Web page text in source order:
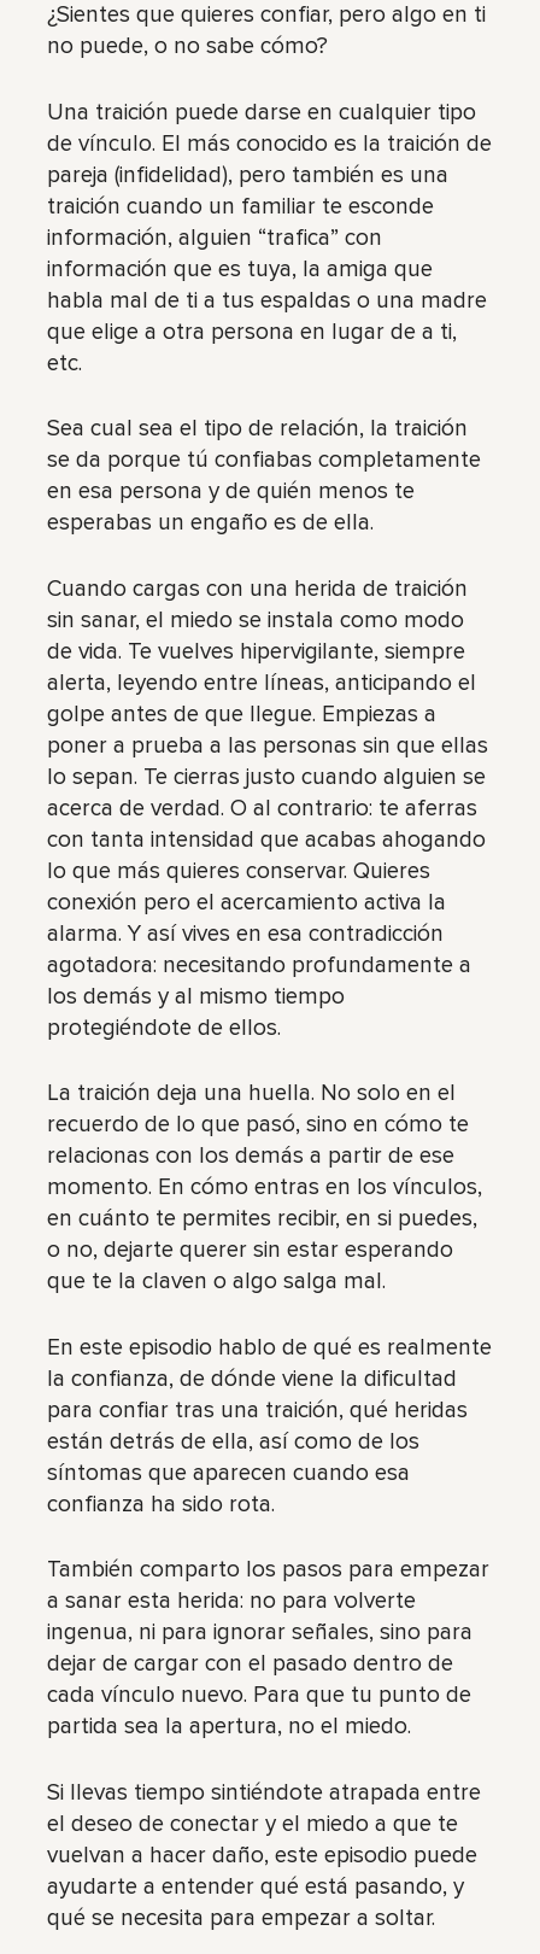
¿Sientes que quieres confiar, pero algo en ti
no puede, o no sabe cómo?
Una traición puede darse en cualquier tipo
de vínculo. El más conocido es la traición de
pareja (infidelidad), pero también es una
traición cuando un familiar te esconde
información, alguien “trafica” con
información que es tuya, la amiga que
habla mal de ti a tus espaldas o una madre
que elige a otra persona en lugar de a ti,
etc.
Sea cual sea el tipo de relación, la traición
se da porque tú confiabas completamente
en esa persona y de quién menos te
esperabas un engaño es de ella.
Cuando cargas con una herida de traición
sin sanar, el miedo se instala como modo
de vida. Te vuelves hipervigilante, siempre
alerta, leyendo entre líneas, anticipando el
golpe antes de que llegue. Empiezas a
poner a prueba a las personas sin que ellas
lo sepan. Te cierras justo cuando alguien se
acerca de verdad. O al contrario: te aferras
con tanta intensidad que acabas ahogando
lo que más quieres conservar. Quieres
conexión pero el acercamiento activa la
alarma. Y así vives en esa contradicción
agotadora: necesitando profundamente a
los demás y al mismo tiempo
protegiéndote de ellos.
La traición deja una huella. No solo en el
recuerdo de lo que pasó, sino en cómo te
relacionas con los demás a partir de ese
momento. En cómo entras en los vínculos,
en cuánto te permites recibir, en si puedes,
o no, dejarte querer sin estar esperando
que te la claven o algo salga mal.
En este episodio hablo de qué es realmente
la confianza, de dónde viene la dificultad
para confiar tras una traición, qué heridas
están detrás de ella, así como de los
síntomas que aparecen cuando esa
confianza ha sido rota.
También comparto los pasos para empezar
a sanar esta herida: no para volverte
ingenua, ni para ignorar señales, sino para
dejar de cargar con el pasado dentro de
cada vínculo nuevo. Para que tu punto de
partida sea la apertura, no el miedo.
Si llevas tiempo sintiéndote atrapada entre
el deseo de conectar y el miedo a que te
vuelvan a hacer daño, este episodio puede
ayudarte a entender qué está pasando, y
qué se necesita para empezar a soltar.